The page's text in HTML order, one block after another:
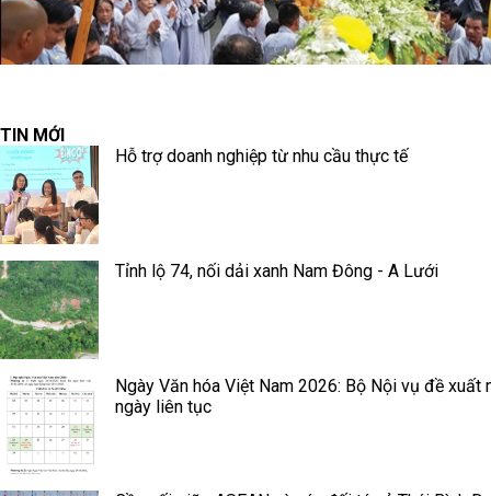
TIN MỚI
Hỗ trợ doanh nghiệp từ nhu cầu thực tế
Tỉnh lộ 74, nối dải xanh Nam Đông - A Lưới
Ngày Văn hóa Việt Nam 2026: Bộ Nội vụ đề xuất
ngày liên tục